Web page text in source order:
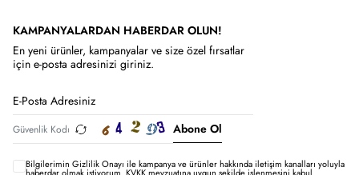
KAMPANYALARDAN HABERDAR OLUN!
En yeni ürünler, kampanyalar ve size özel fırsatlar
için e-posta adresinizi giriniz.
Abone Ol
Bilgilerimin Gizlilik Onayı ile kampanya ve ürünler hakkında iletişim kanalları yoluyla